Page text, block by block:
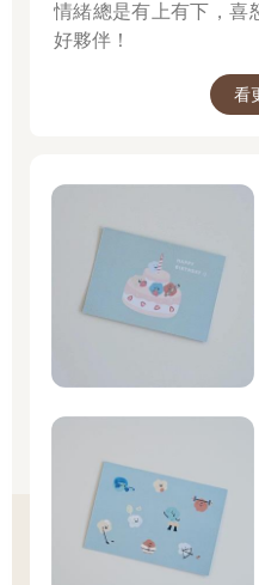
情緒總是有上有下，喜
好夥伴！
看